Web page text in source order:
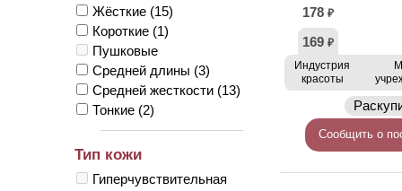
Жёсткие (15)
Короткие (1)
Пушковые
Средней длины (3)
Средней жесткости (13)
Тонкие (2)
Тип кожи
Гиперчувствительная
178 ₽
169 ₽
Индустрия
красоты
Сообщить о